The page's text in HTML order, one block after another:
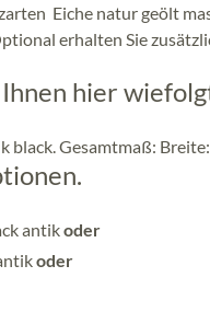
Eiche natur geölt
erhalten Sie
hier
Gesamtmaß: Breite:
antikoder
oder